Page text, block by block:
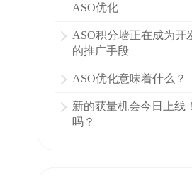
ASO优化
ASO积分墙正在成为开
的推广手段
ASO优化意味着什么？
新的获量机会今日上线
吗？